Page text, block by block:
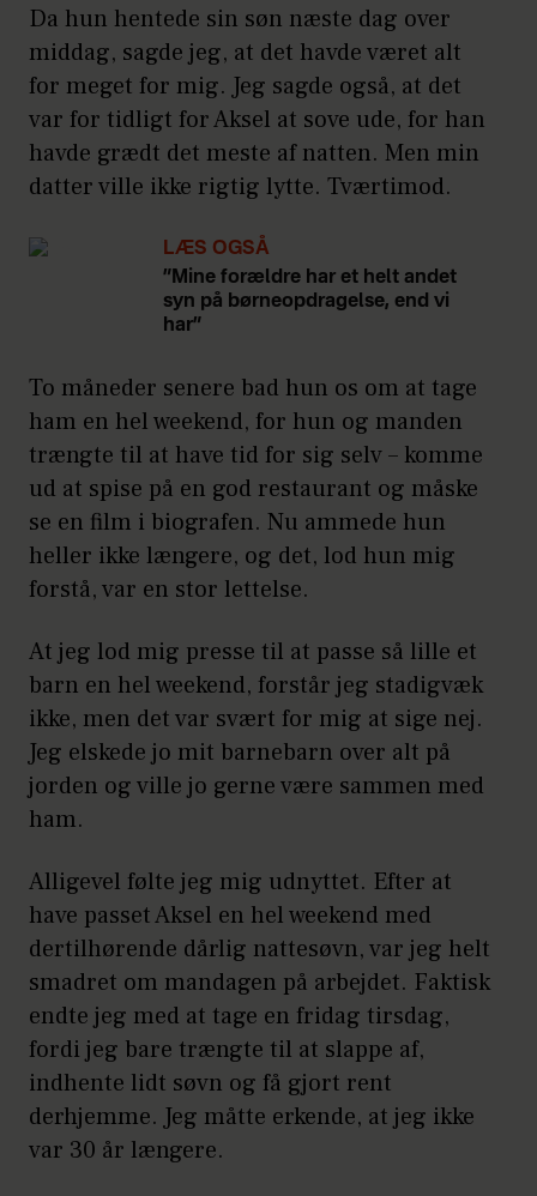
Da hun hentede sin søn næste dag over
middag, sagde jeg, at det havde været alt
for meget for mig. Jeg sagde også, at det
var for tidligt for Aksel at sove ude, for han
havde grædt det meste af natten. Men min
datter ville ikke rigtig lytte. Tværtimod.
LÆS OGSÅ
”Mine forældre har et helt andet
syn på børneopdragelse, end vi
har”
To måneder senere bad hun os om at tage
ham en hel weekend, for hun og manden
trængte til at have tid for sig selv – komme
ud at spise på en god restaurant og måske
se en film i biografen. Nu ammede hun
heller ikke længere, og det, lod hun mig
forstå, var en stor lettelse.
At jeg lod mig presse til at passe så lille et
barn en hel weekend, forstår jeg stadigvæk
ikke, men det var svært for mig at sige nej.
Jeg elskede jo mit barnebarn over alt på
jorden og ville jo gerne være sammen med
ham.
Alligevel følte jeg mig udnyttet. Efter at
have passet Aksel en hel weekend med
dertilhørende dårlig nattesøvn, var jeg helt
smadret om mandagen på arbejdet. Faktisk
endte jeg med at tage en fridag tirsdag,
fordi jeg bare trængte til at slappe af,
indhente lidt søvn og få gjort rent
derhjemme. Jeg måtte erkende, at jeg ikke
var 30 år længere.